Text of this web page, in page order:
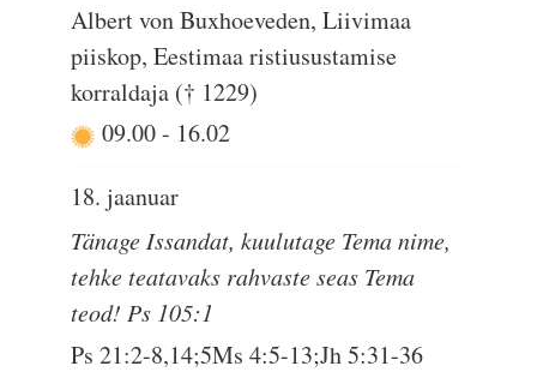
Albert von Buxhoeveden, Liivimaa
piiskop, Eestimaa ristiusustamise
korraldaja († 1229)
09.00- 16.02
18. jaanuar
Tänage Issandat, kuulutage Tema nime,
tehke teatavaks rahvaste seas Tema
teod! Ps 105:1
Ps 21:2-8,14;5Ms 4:5-13;Jh 5:31-36